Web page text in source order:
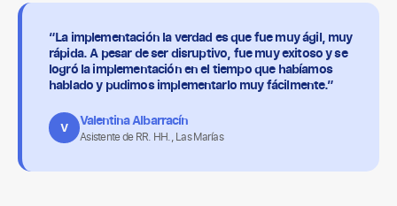
“La implementación la verdad es que fue muy ágil, muy
rápida. A pesar de ser disruptivo, fue muy exitoso y se
logró la implementación en el tiempo que habíamos
hablado y pudimos implementarlo muy fácilmente.”
V Valentina Albarracín
Asistente de RR. HH., Las Marías